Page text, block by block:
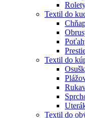
Textil do
Textil do
Textil do